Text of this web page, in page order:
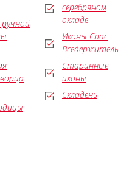
серебряном
окладе
Иконы Спас
Вседержитель
Старинные
иконы
Складень